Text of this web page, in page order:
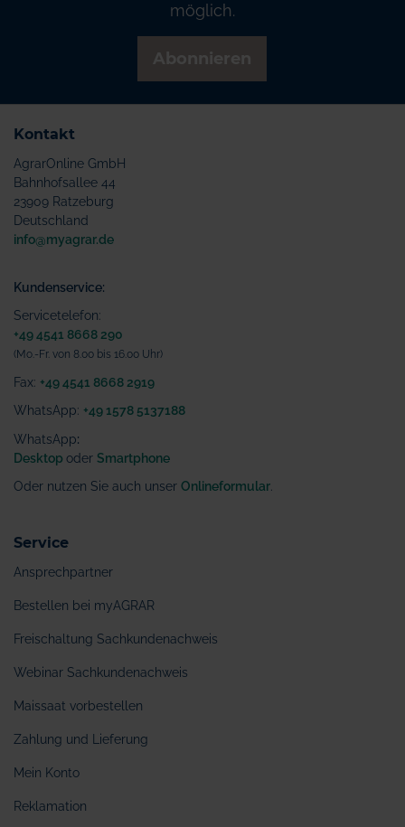
möglich.
Kontakt
AgrarOnline GmbH
Bahnhofsallee 44
23909 Ratzeburg
Deutschland
info@myagrar.de
Kundenservice:
Servicetelefon:
+49 4541 8668 290
(Mo.-Fr. von 8.00 bis 16.00 Uhr)
Fax: +49 4541 8668 2919
WhatsApp: +49 1578 5137188
WhatsApp:
Desktop oder Smartphone
Oder nutzen Sie auch unser Onlineformular
Service
Ansprechpartner
Bestellen bei myAGRAR
Freischaltung Sachkundenachweis
Webinar Sachkundenachweis
Maissaat vorbestellen
Zahlung und Lieferung
Mein Konto
Reklamation